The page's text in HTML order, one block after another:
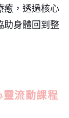
癒，透過核心
助身體回到整
流動課程